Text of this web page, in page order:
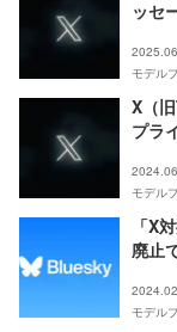
ッセ
モデル
X（
プラ
モデル
「X
廃止
モデル